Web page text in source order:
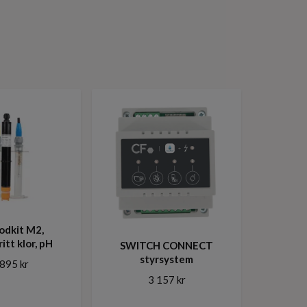
M2,
klor, pH
kr
SWITCH CONNECT
styrsystem
3 157 kr